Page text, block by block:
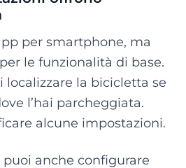
per smartphone, ma
le funzionalità di base.
localizzare la bicicletta se
l’hai parcheggiata.
alcune impostazioni.
puoi anche configurare